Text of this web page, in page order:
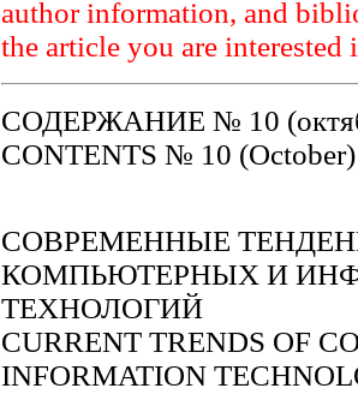
author information, and
the article you are interested
СОДЕРЖАНИЕ № 10
CONTENTS № 10
СОВРЕМЕННЫЕ
КОМПЬЮТЕРНЫХ И
ТЕХНОЛОГИЙ
CURRENT TRENDS OF
INFORMATION